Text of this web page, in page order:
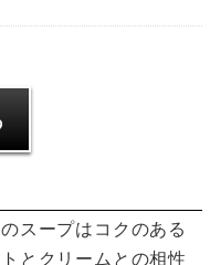
スープはコクのある
とクリームとの相性